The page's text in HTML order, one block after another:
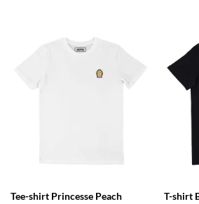
Tee-shirt Princesse Peach T-shirt